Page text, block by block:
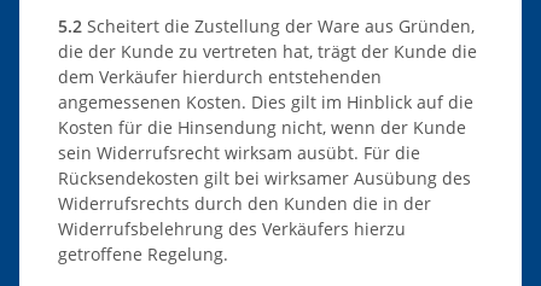
5.2 Scheitert die Zustellung der Ware aus Gründen,
die der Kunde zu vertreten hat, trägt der Kunde die
dem Verkäufer hierdurch entstehenden
angemessenen Kosten. Dies gilt im Hinblick auf die
Kosten für die Hinsendung nicht, wenn der Kunde
sein Widerrufsrecht wirksam ausübt. Für die
Rücksendekosten gilt bei wirksamer Ausübung des
Widerrufsrechts durch den Kunden die in der
Widerrufsbelehrung des Verkäufers hierzu
getroffene Regelung.